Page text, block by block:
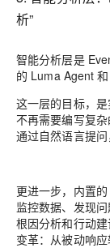
析”
智能分析层是
的 Luma Agent
这一层的目标，是
不再需要编写复
通过自然语言提问
更进一步，内置
监控数据、发现
根因分析和行动
变革：从被动响应